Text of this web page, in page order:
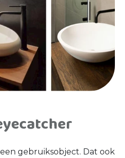
gebruiksobject. Dat ook